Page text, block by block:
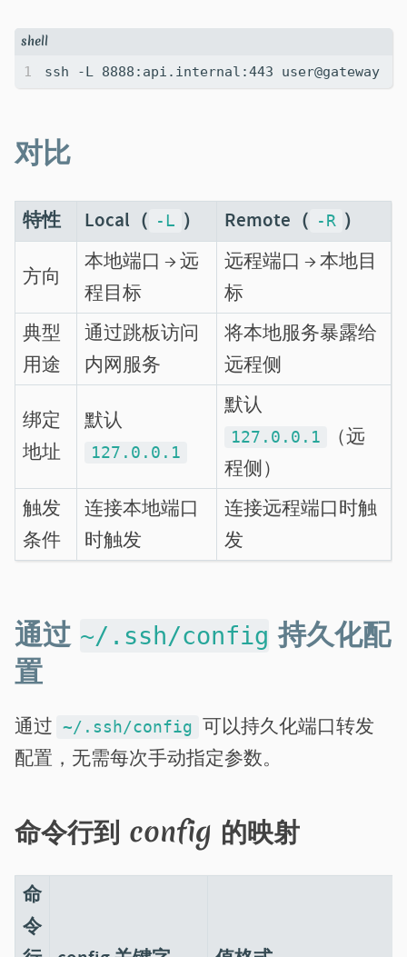
对比
特性 Local（ -L ） Remote（ -R ）
方向
本地端口 → 远
程目标
远程端口 → 本地目
标
典型
用途
通过跳板访问
内网服务
将本地服务暴露给
远程侧
绑定
地址
默认
127.0.0.1
默认
127.0.0.1
（远
程侧）
触发
条件
连接本地端口
时触发
连接远程端口时触
发
通过 ~/.ssh/config 持久化配
置
通过 ~/.ssh/config 可以持久化端口转发
配置，无需每次手动指定参数。
命令行到 config 的映射
命
令